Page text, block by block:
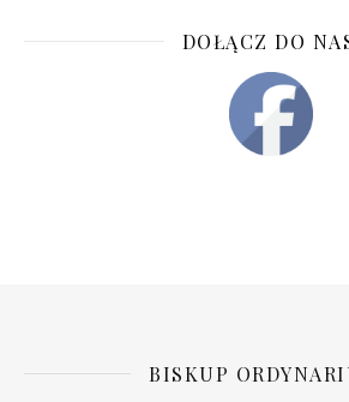
DOŁĄCZ DO
BISKUP